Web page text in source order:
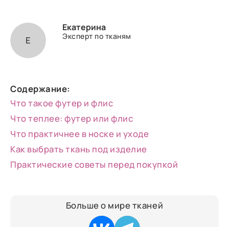
Е
Екатерина
Эксперт по тканям
Содержание:
Что такое футер и флис
Что теплее: футер или флис
Что практичнее в носке и уходе
Как выбрать ткань под изделие
Практические советы перед покупкой
Больше о мире тканей